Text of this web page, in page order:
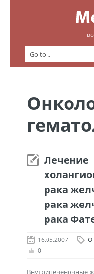
Лечение
рака
рака
рака
16.05.2007
0
Внутрипеченочные